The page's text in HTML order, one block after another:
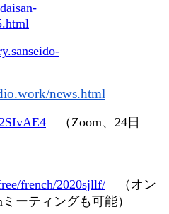
news.html
（Zoom、 24 日
french/2020sjllf/ （オン
ミーティングも可能）